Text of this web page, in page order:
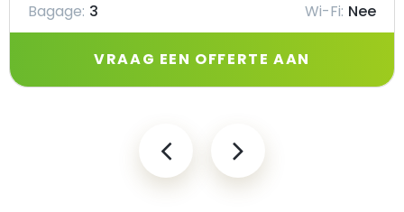
Bagage: 3 Wi-Fi: Nee
VRAAG EEN OFFERTE AAN